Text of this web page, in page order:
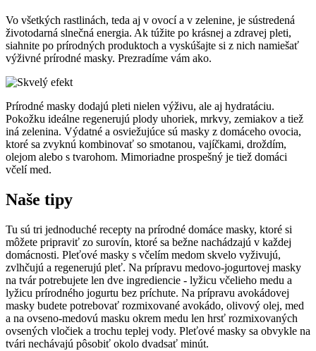
Vo všetkých rastlinách, teda aj v ovocí a v zelenine, je sústredená
životodarná slnečná energia. Ak túžite po krásnej a zdravej pleti,
siahnite po prírodných produktoch a vyskúšajte si z nich namiešať
výživné prírodné masky. Prezradíme vám ako.
Prírodné masky dodajú pleti nielen výživu, ale aj hydratáciu.
Pokožku ideálne regenerujú plody uhoriek, mrkvy, zemiakov a tiež
iná zelenina. Výdatné a osviežujúce sú masky z domáceho ovocia,
ktoré sa zvyknú kombinovať so smotanou, vajíčkami, droždím,
olejom alebo s tvarohom. Mimoriadne prospešný je tiež domáci
včelí med.
Naše tipy
Tu sú tri jednoduché recepty na prírodné domáce masky, ktoré si
môžete pripraviť zo surovín, ktoré sa bežne nachádzajú v každej
domácnosti. Pleťové masky s včelím medom skvelo vyživujú,
zvlhčujú a regenerujú pleť. Na prípravu medovo-jogurtovej masky
na tvár potrebujete len dve ingrediencie - lyžicu včelieho medu a
lyžicu prírodného jogurtu bez príchute. Na prípravu avokádovej
masky budete potrebovať rozmixované avokádo, olivový olej, med
a na ovseno-medovú masku okrem medu len hrsť rozmixovaných
ovsených vločiek a trochu teplej vody. Pleťové masky sa obvykle na
tvári nechávajú pôsobiť okolo dvadsať minút.